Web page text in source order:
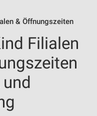
& Öffnungszeiten
Filialen